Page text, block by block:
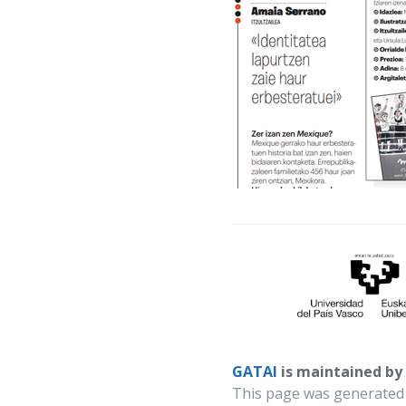
GATAI is maintained by
This page was